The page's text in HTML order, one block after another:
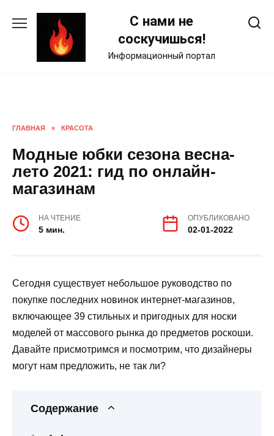
С нами не
соскучишься!
Информационный портал
ГЛАВНАЯ » КРАСОТА
Модные юбки сезона весна-
лето 2021: гид по онлайн-
магазинам
НА ЧТЕНИЕ
5 мин.
ОПУБЛИКОВАНО
02-01-2022
Сегодня существует небольшое руководство по
покупке последних новинок интернет-магазинов,
включающее 39 стильных и пригодных для носки
моделей от массового рынка до предметов роскоши.
Давайте присмотримся и посмотрим, что дизайнеры
могут нам предложить, не так ли?
Содержание